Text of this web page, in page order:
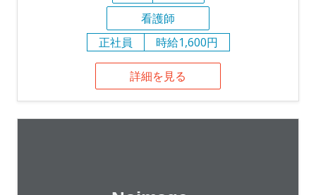
看護師
正社員
時給1,600円
詳細を見る